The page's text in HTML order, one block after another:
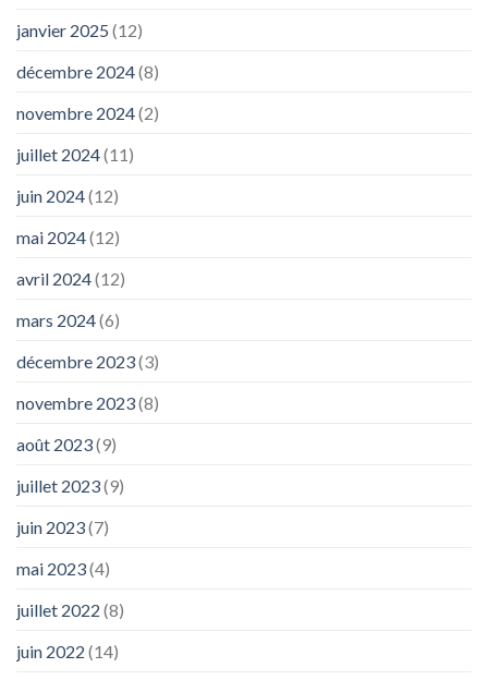
janvier 2025 (12)
décembre 2024(8)
novembre 2024(2)
juillet 2024(11)
juin 2024(12)
mai 2024(12)
avril 2024(12)
mars 2024(6)
décembre 2023(3)
novembre 2023(8)
août 2023(9)
juillet 2023(9)
juin 2023(7)
mai 2023(4)
juillet 2022 (8)
juin 2022 (14)